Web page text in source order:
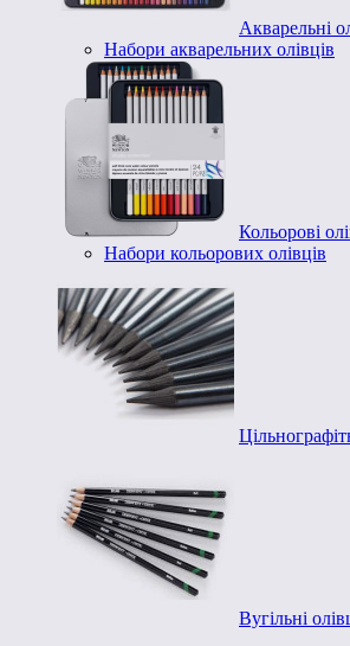
Акварельні
Набори акварельних олівців
Кольорові
Набори кольорових олівців
Вугільні